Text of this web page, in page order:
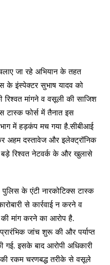
जा रहे अभियान के तहत
के इंस्पेक्टर सुभाष यादव को
मांगने व वसूली की साजिश
टास्क फोर्स में तैनात इस
में हड़कंप मच गया है.सीबीआई
अहम दस्तावेज और इलेक्ट्रॉनिक
रिश्वत नेटवर्क के और खुलासे
पुलिस के एंटी नारकोटिक्स टास्क
से कार्रवाई न करने व
मांग करने का आरोप है.
जांच शुरू की और पर्याप्त
गई. इसके बाद आरोपी अधिकारी
की रकम चरणबद्ध तरीके से वसूले